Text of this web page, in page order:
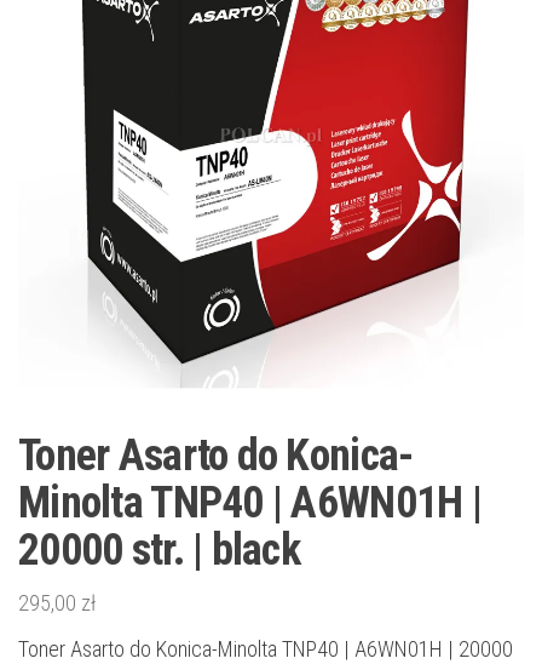
Toner Asarto do Konica-
Minolta TNP40 | A6WN01H |
20000 str. | black
295,00 zł
Toner Asarto do Konica-Minolta TNP40 | A6WN01H | 20000